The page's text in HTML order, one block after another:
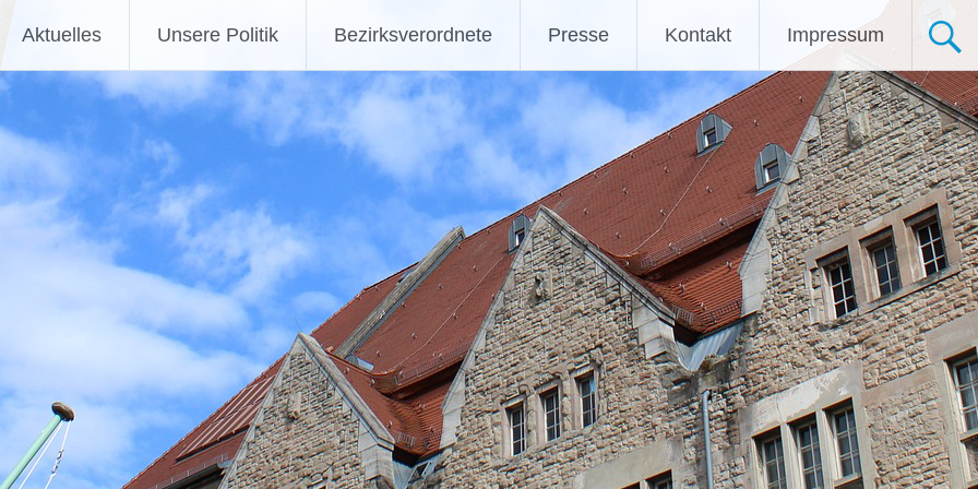
Aktuelles Unsere Politik Bezirksverordnete Presse Kontakt Impressum